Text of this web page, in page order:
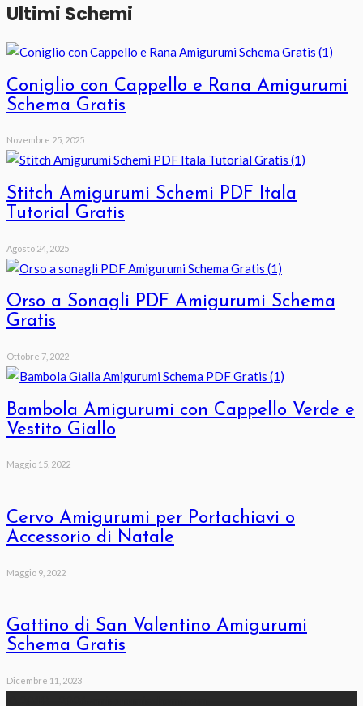
Ultimi Schemi
Coniglio con Cappello e Rana Amigurumi
Schema Gratis
Novembre 25, 2025
Stitch Amigurumi Schemi PDF Itala
Tutorial Gratis
Agosto 24, 2025
Orso a Sonagli PDF Amigurumi Schema
Gratis
Ottobre 7, 2022
Bambola Amigurumi con Cappello Verde e
Vestito Giallo
Maggio 15, 2022
Cervo Amigurumi per Portachiavi o
Accessorio di Natale
Maggio 9, 2022
Gattino di San Valentino Amigurumi
Schema Gratis
Dicembre 11, 2023